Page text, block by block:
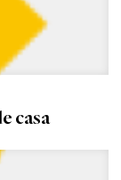
casa